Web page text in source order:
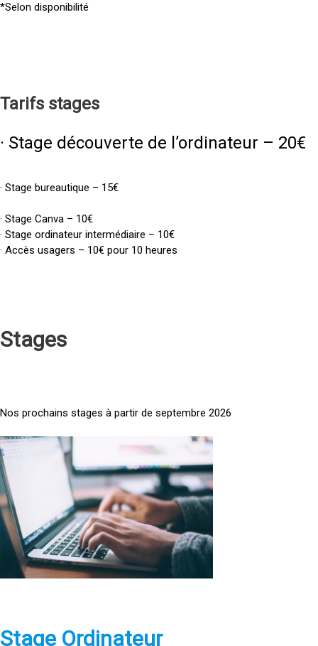
*Selon disponibilité
Tarifs stages
· Stage découverte de l’ordinateur – 20€
· Stage bureautique – 15€
· Stage Canva – 10€
· Stage ordinateur intermédiaire – 10€
· Accès usagers – 10€ pour 10 heures
Stages
Nos prochains stages à partir de septembre 2026
<
a
h
e
f
pStage Ordinateur